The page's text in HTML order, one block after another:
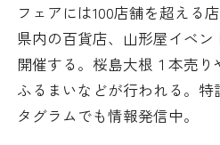
海外ビジネス・
情報提供・広報
その他サービス
役員紹介
日商のあゆみ
委員会・専門委
フェアには100店舗を超える
県内の百貨店、山形屋イベン
開催する。桜島大根１本売
ふるまいなどが行われる。
タグラムでも情報発信中。